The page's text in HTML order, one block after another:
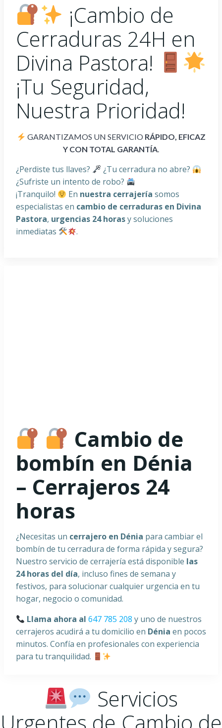
¡Cambio de
Cerraduras 24H en
Divina Pastora!
¡Tu Seguridad,
Nuestra Prioridad!
GARANTIZAMOS UN SERVICIO RÁPIDO, EFICAZ
Y CON TOTAL GARANTÍA.
¿Perdiste tus llaves?
¿Tu cerradura no abre?
¿Sufriste un intento de robo?
¡Tranquilo!
En nuestra cerrajería somos
especialistas en cambio de cerraduras en Divina
Pastora, urgencias 24 horasy soluciones
inmediatas
.
Cambio de
bombín en Dénia
– Cerrajeros 24
horas
¿Necesitas un cerrajero en Dénia para cambiar el
bombín de tu cerradura de forma rápida y segura?
Nuestro servicio de cerrajería está disponible las
24 horas del día, incluso fines de semana y
festivos, para solucionar cualquier urgencia en tu
hogar, negocio o comunidad.
Llama ahora al647 785 208 y uno de nuestros
cerrajeros acudirá a tu domicilio en Dénia en pocos
minutos. Confía en profesionales con experiencia
para tu tranquilidad.
Servicios
Urgentes de Cambio de